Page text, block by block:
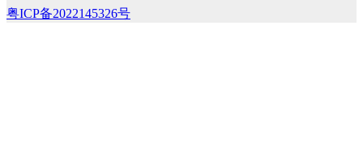
粤ICP备2022145326号